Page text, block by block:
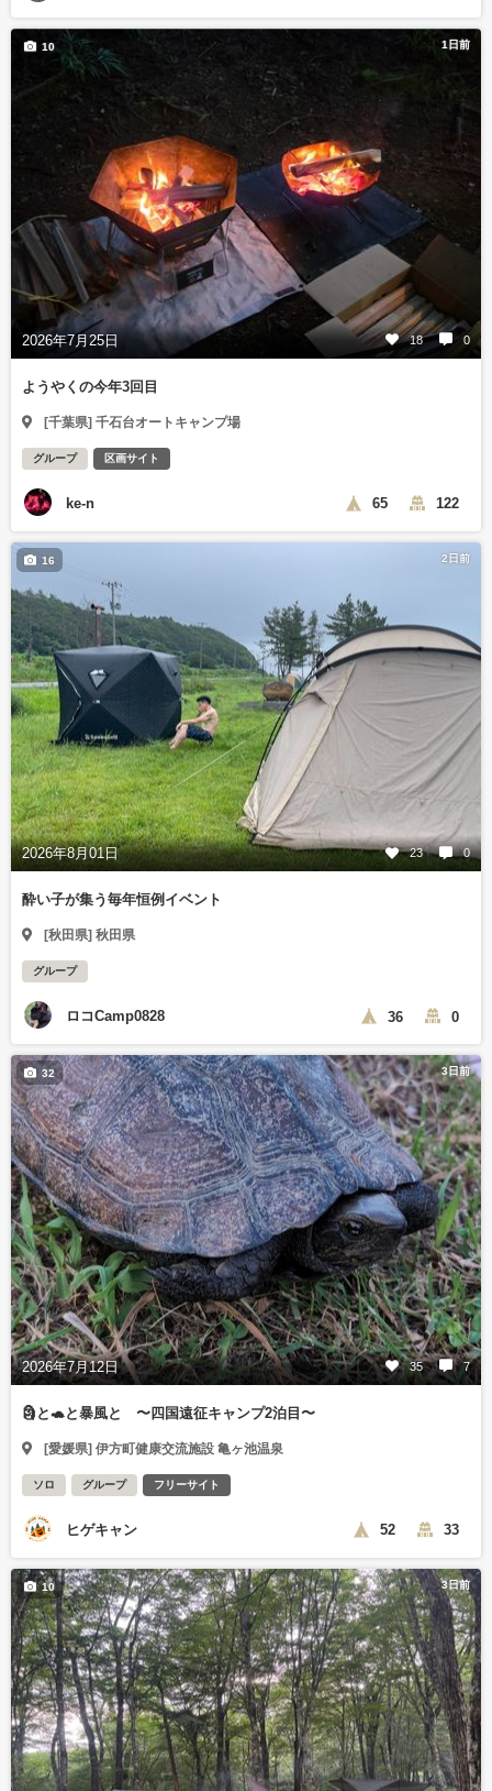
1日前
2026年7月25日 18 0
10
ようやくの今年3回目
[千葉県] 千石台オートキャンプ場
グループ 区画サイト
ke-n 65 122
2日前
2026年8月01日 23 0
16
酔い子が集う毎年恒例イベント
[秋田県] 秋田県
グループ
ロコCamp0828 36 0
3日前
2026年7月12日 35 7
32
🗿と🐢と暴風と 〜四国遠征キャンプ2泊目〜
[愛媛県] 伊方町健康交流施設 亀ヶ池温泉
ソロ グループ フリーサイト
ヒゲキャン 52 33
3日前
10